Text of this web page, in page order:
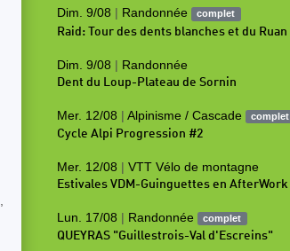
Dim. 9/08 | Randonnée complet
Raid: Tour des dents blanches et du Ruan
Dim. 9/08 | Randonnée
Dent du Loup-Plateau de Sornin
Mer. 12/08 | Alpinisme / Cascade complet
Cycle Alpi Progression #2
Mer. 12/08 | VTT Vélo de montagne
Estivales VDM-Guinguettes en AfterWork
Lun. 17/08 | Randonnée complet
QUEYRAS "Guillestrois-Val d'Escreins"